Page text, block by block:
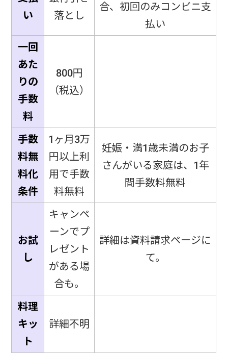
い
落とし
合、初回のみコンビニ支
払い
一回
あた
りの
手数
料
800円
（税込）
手数
料無
料化
条件
1ヶ月3万
円以上利
用で手数
料無料
妊娠・満1歳未満のお子
さんがいる家庭は、1年
間手数料無料
お試
し
キャンペ
ーンでプ
レゼント
がある場
合も。
詳細は資料請求ページに
て。
料理
キッ
ト
詳細不明